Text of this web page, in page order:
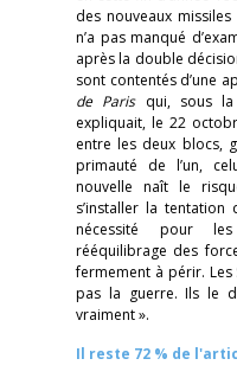
des nouveaux
n’a pas manqué
après la double
sont contentés d’une
de Parisqui, sous la
expliquait, le 22
entre les deux blocs,
primauté de l’un,
nouvelle naît le
s’installer la tentation
nécessité pour
rééquilibrage des
fermement à périr. Les
pas la guerre. Ils le
vraiment ».
Il reste 72 % de